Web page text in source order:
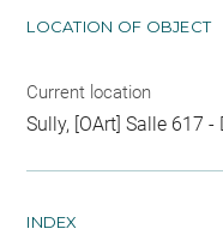
LOCATION OF OBJECT
Current location
Sully, [OArt] Salle 617
INDEX